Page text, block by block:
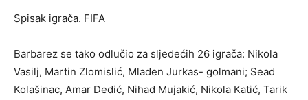
Spisak igrača. FIFA
Barbarez se tako odlučio za sljedećih 26 igrača: Nikola
Vasilj, Martin Zlomislić, Mladen Jurkas- golmani; Sead
Kolašinac, Amar Dedić, Nihad Mujakić, Nikola Katić, Tarik